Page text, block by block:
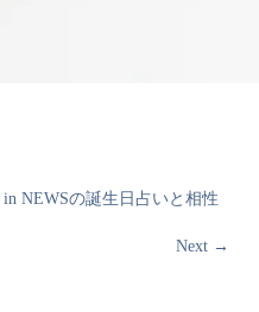
in NEWSの誕生日占いと相性
Next →